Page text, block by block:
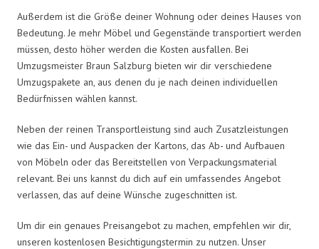
Außerdem ist die Größe deiner Wohnung oder deines Hauses von
Bedeutung. Je mehr Möbel und Gegenstände transportiert werden
müssen, desto höher werden die Kosten ausfallen. Bei
Umzugsmeister Braun Salzburg bieten wir dir verschiedene
Umzugspakete an, aus denen du je nach deinen individuellen
Bedürfnissen wählen kannst.
Neben der reinen Transportleistung sind auch Zusatzleistungen
wie das Ein- und Auspacken der Kartons, das Ab- und Aufbauen
von Möbeln oder das Bereitstellen von Verpackungsmaterial
relevant. Bei uns kannst du dich auf ein umfassendes Angebot
verlassen, das auf deine Wünsche zugeschnitten ist.
Um dir ein genaues Preisangebot zu machen, empfehlen wir dir,
unseren kostenlosen Besichtigungstermin zu nutzen. Unser